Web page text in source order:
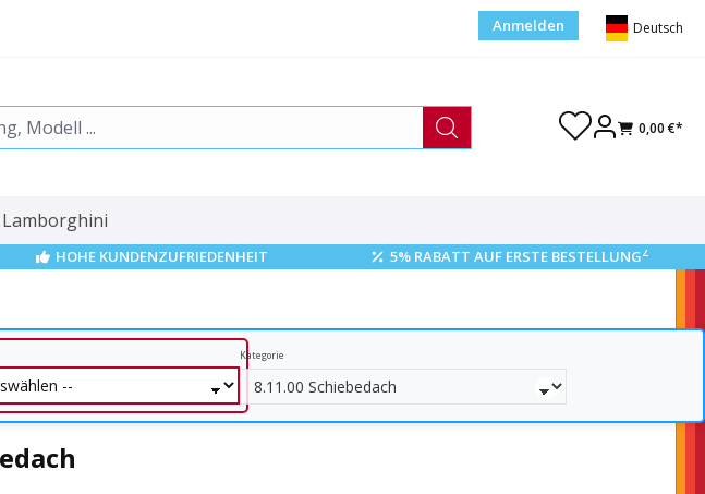
Anmelden Deutsch
0,00 €*
Lamborghini
HOHE KUNDENZUFRIEDENHEIT 5% RABATT AUF ERSTE BESTELLUNG2
Kategorie